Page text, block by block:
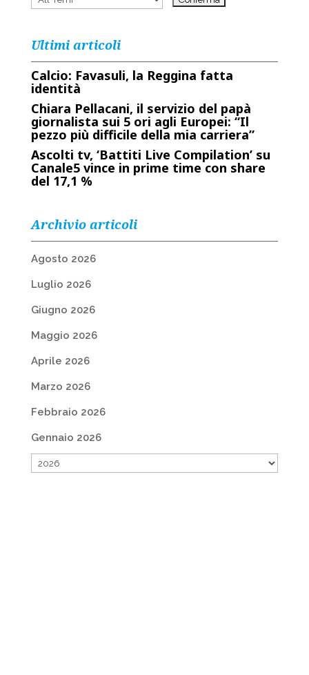
Ultimi articoli
Calcio: Favasuli, la Reggina fatta
identità
Chiara Pellacani, il servizio del papà
giornalista sui 5 ori agli Europei: “Il
pezzo più difficile della mia carriera”
Ascolti tv, ‘Battiti Live Compilation’ su
Canale5 vince in prime time con share
del 17,1 %
Archivio articoli
Agosto 2026
Luglio 2026
Giugno 2026
Maggio 2026
Aprile 2026
Marzo 2026
Febbraio 2026
Gennaio 2026